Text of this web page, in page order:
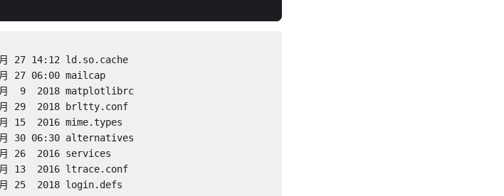
14:12 ld.so.cache
06:00 mailcap
9  2018 matplotlibrc
29  2018 brltty.conf
2016 mime.types
30 06:30 alternatives
2016 services
13  2016 ltrace.conf
25  2018 login.defs